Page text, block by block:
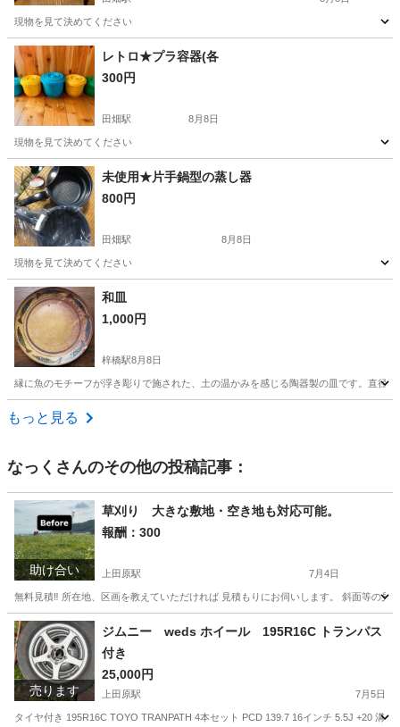
現物を見て決めてください
長野 伊那市 田畑駅 調理器具
レトロ★プラ容器(各
300円
田畑駅 8月8日
現物を見て決めてください
長野 伊那市 田畑駅 その他 容器
未使用★片手鍋型の蒸し器
800円
田畑駅 8月8日
現物を見て決めてください
長野 伊那市 田畑駅
和皿
1,000円
梓橋駅8月8日
縁に魚のモチーフが浮き彫りで施された、土の温かみを感じる陶器製の皿です。直径
長野 安曇野市
もっと見る
なっく さんのその他の投稿記事：
助け合い
草刈り 大きな敷地・空き地も対応可能。
報酬：300
上田原駅 7月4日
無料見積‼️ 所在地、区画を教えていただければ 見積もりにお伺いします。 斜面等の
長野 上田市 上田原駅 手伝いたい/助けたい
売ります
ジムニー weds ホイール 195R16C トランパス
付き
25,000円
上田原駅 7月5日
タイヤ付き 195R16C TOYO TRANPATH 4本セット PCD 139.7 16インチ 5.5J +20 溝